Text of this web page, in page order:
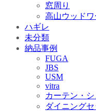
窓周り
高山ウッドワ
ハギレ
未分類
納品事例
FUGA
JBS
USM
vitra
カーテン・シ
ダイニングセ